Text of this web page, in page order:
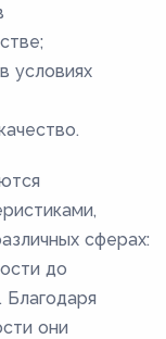
условиях
сферах:
до
Благодаря
они